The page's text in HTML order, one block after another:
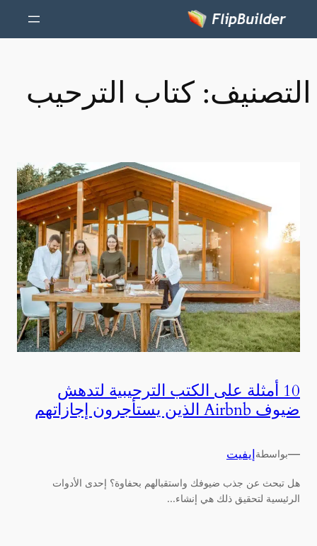
التصنيف: كتاب الترحيب
10 أمثلة على الكتب الترحيبية لتدهش
ضيوف Airbnb الذين يستأجرون إجازاتهم
—بواسطةإيفيت
هل تبحث عن جذب ضيوفك واستقبالهم بحفاوة؟ إحدى الأدوات
الرئيسية لتحقيق ذلك هي إنشاء...